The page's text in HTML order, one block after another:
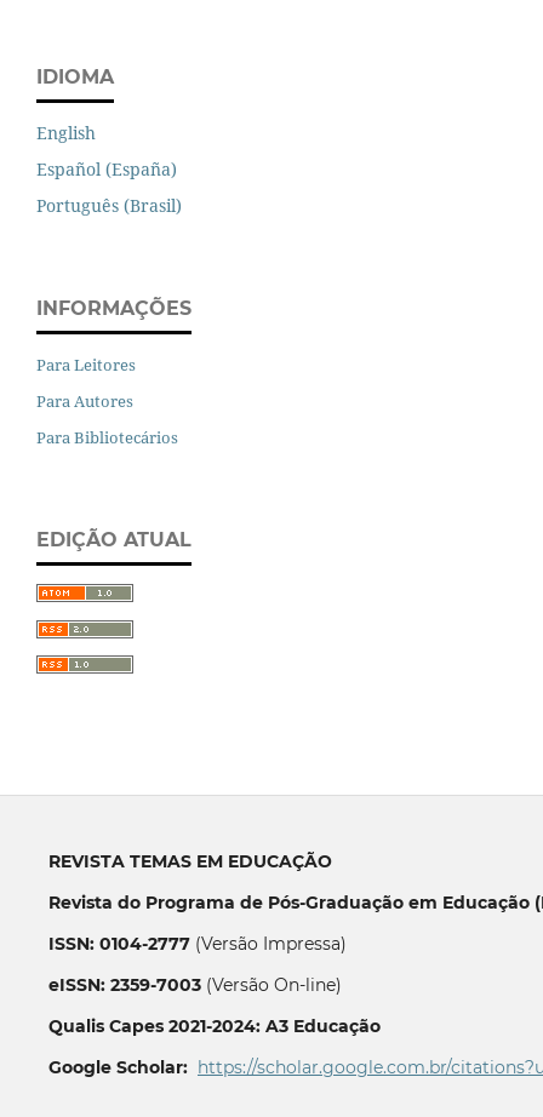
IDIOMA
English
Español (España)
Português (Brasil)
INFORMAÇÕES
Para Leitores
Para Autores
Para Bibliotecários
EDIÇÃO ATUAL
REVISTA TEMAS EM EDUCAÇÃO
Revista do Programa de Pós-Graduação em Educação
ISSN: 0104-2777(Versão Impressa)
eISSN: 2359-7003(Versão On-line)
Qualis Capes 2021-2024: A3 Educação
Google Scholar: https://scholar.google.com.br/